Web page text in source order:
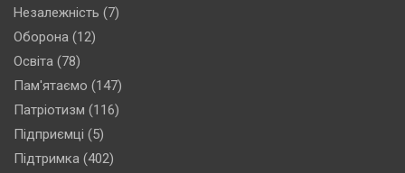
Незалежність (7)
Оборона (12)
Освіта (78)
Пам'ятаємо (147)
Патріотизм (116)
Підприємці (5)
Підтримка (402)